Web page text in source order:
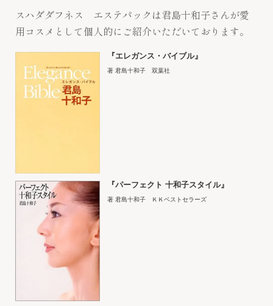
スハダダフネス エステパックは君島十和子さんが愛
用コスメとして個人的にご紹介いただいております。
『エレガンス・バイブル』
著 君島十和子 双葉社
『パーフェクト 十和子スタイル』
著 君島十和子 ＫＫベストセラーズ